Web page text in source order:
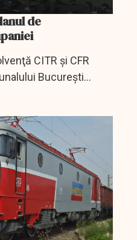
de
CITR şi CFR
Bucureşti
feroviare, ce